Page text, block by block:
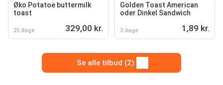
Øko Potatoe buttermilk
toast
25 dage 329,00 kr.
Golden Toast American
oder Dinkel Sandwich
3 dage 1,89 kr.
Se alle tilbud (2)